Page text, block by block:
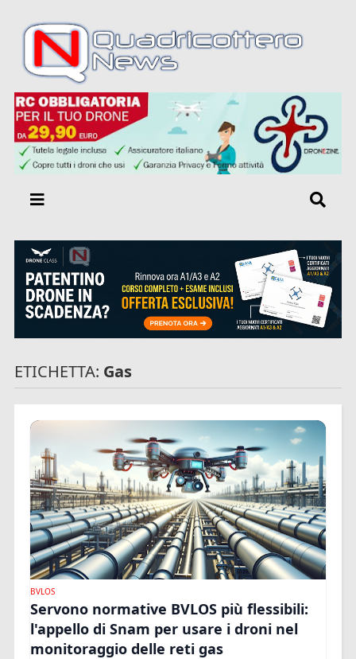
ETICHETTA: Gas
BVLOS
Servono normative BVLOS più flessibili:
l'appello di Snam per usare i droni nel
monitoraggio delle reti gas